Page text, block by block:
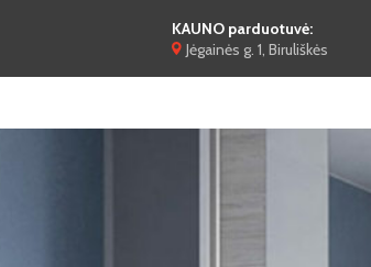
KAUNO parduotuvė:
Jėgainės g. 1, Biruliškės